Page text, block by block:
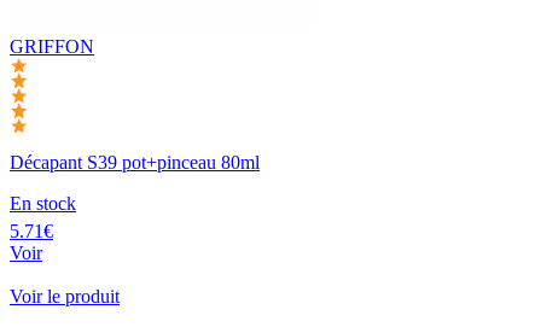
GRIFFON
Décapant S39 pot+pinceau 80ml
En stock
5.71€
Voir
Voir le produit